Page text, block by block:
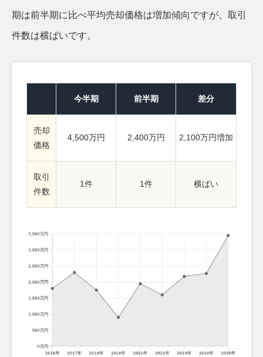
期は前半期に比べ平均売却価格は増加傾向ですが、取引
件数は横ばいです。
今半期 前半期 差分
売却
価格
4,500万円 2,400万円 2,100万円増加
取引
件数
1件 1件 横ばい